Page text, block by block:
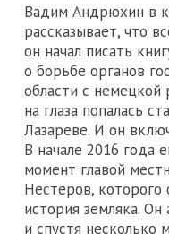
Вадим Андрюхин в
рассказывает, что
он начал писать
о борьбе органов
области с
на глаза попалась
Лазареве. И он
В начале 2016 года
момент главой
Нестеров, которого
история земляка. Он
и спустя несколько